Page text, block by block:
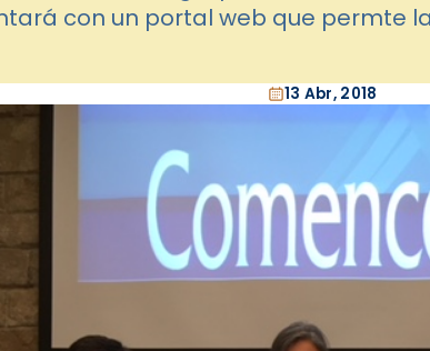
con un portal web que permte
13 Abr, 2018